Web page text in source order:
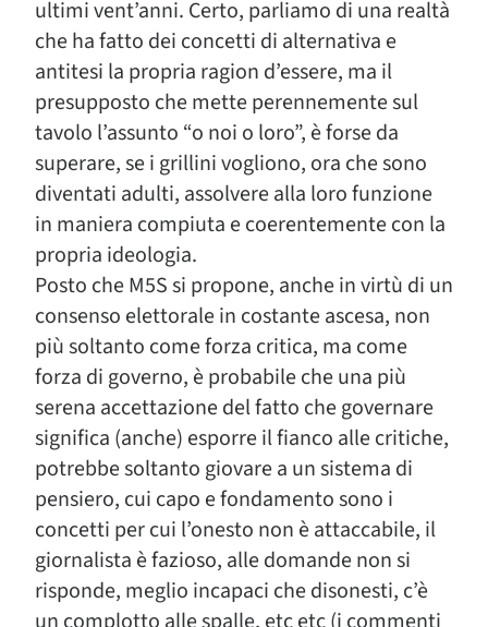
ultimi vent’anni. Certo, parliamo di una realtà
che ha fatto dei concetti di alternativa e
antitesi la propria ragion d’essere, ma il
presupposto che mette perennemente sul
tavolo l’assunto “o noi o loro”, è forse da
superare, se i grillini vogliono, ora che sono
diventati adulti, assolvere alla loro funzione
in maniera compiuta e coerentemente con la
propria ideologia.
Posto che M5S si propone, anche in virtù di un
consenso elettorale in costante ascesa, non
più soltanto come forza critica, ma come
forza di governo, è probabile che una più
serena accettazione del fatto che governare
significa (anche) esporre il fianco alle critiche,
potrebbe soltanto giovare a un sistema di
pensiero, cui capo e fondamento sono i
concetti per cui l’onesto non è attaccabile, il
giornalista è fazioso, alle domande non si
risponde, meglio incapaci che disonesti, c’è